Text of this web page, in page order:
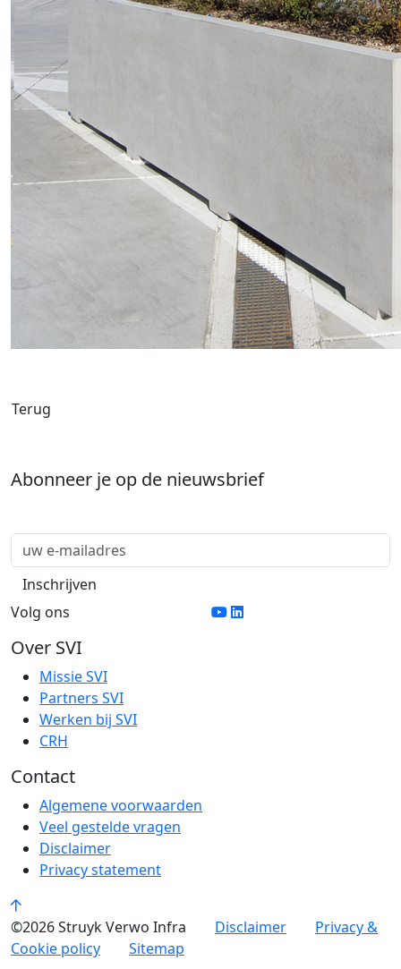
Terug
Abonneer je op de nieuwsbrief
Volg ons
Over SVI
Missie SVI
Partners SVI
Werken bij SVI
CRH
Contact
Algemene voorwaarden
Veel gestelde vragen
Disclaimer
Privacy statement
©2026 Struyk Verwo Infra Disclaimer
Privacy &
Cookie policy
Sitemap